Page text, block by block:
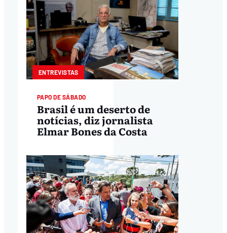
ENTREVISTAS
PAPO DE SÁBADO
Brasil é um deserto de
notícias, diz jornalista
Elmar Bones da Costa